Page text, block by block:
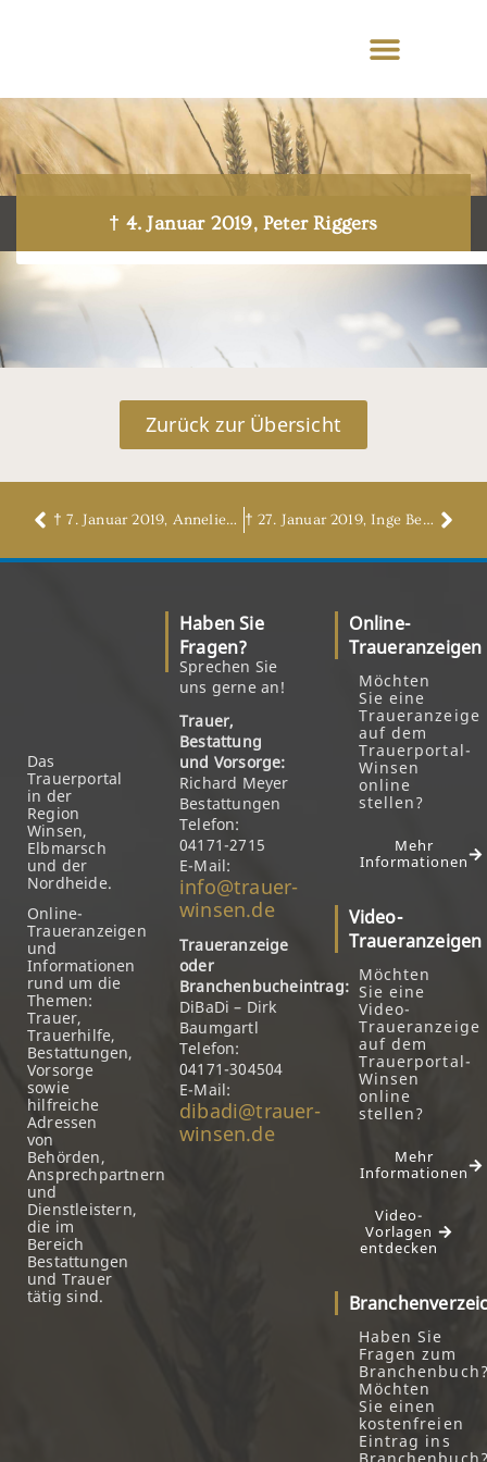
† 4. Januar 2019, Peter Riggers
Zurück zur Übersicht
† 7. Januar 2019, Anneliese Strauß † 27. Januar 2019, Inge Bertram, geb. Eggert
Das
Trauerportal
in der
Region
Winsen,
Elbmarsch
und der
Nordheide.
Online-
Traueranzeigen
und
Informationen
rund um die
Themen:
Trauer,
Trauerhilfe,
Bestattungen,
Vorsorge
sowie
hilfreiche
Adressen
von
Behörden,
Ansprechpartnern
und
Dienstleistern,
die im
Bereich
Bestattungen
und Trauer
tätig sind.
Haben Sie
Fragen?
Sprechen Sie
uns gerne an!
Trauer,
Bestattung
und Vorsorge:
Richard Meyer
Bestattungen
Telefon:
04171-2715
E-Mail:
info@trauer-
winsen.de
Traueranzeige
oder
Branchenbucheintrag:
DiBaDi – Dirk
Baumgartl
Telefon:
04171-304504
E-Mail:
dibadi@trauer-
winsen.de
Online-
Traueranzeigen
Möchten
Sie eine
Traueranzeige
auf dem
Trauerportal-
Winsen
online
stellen?
Mehr
Informationen
Video-
Traueranzeigen
Möchten
Sie eine
Video-
Traueranzeige
auf dem
Trauerportal-
Winsen
online
stellen?
Mehr
Informationen
Video-
Vorlagen
entdecken
Haben Sie
Fragen zum
Möchten
Sie einen
kostenfreien
Eintrag ins